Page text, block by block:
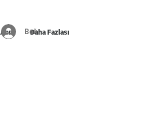
Daha Fazlası
Войти